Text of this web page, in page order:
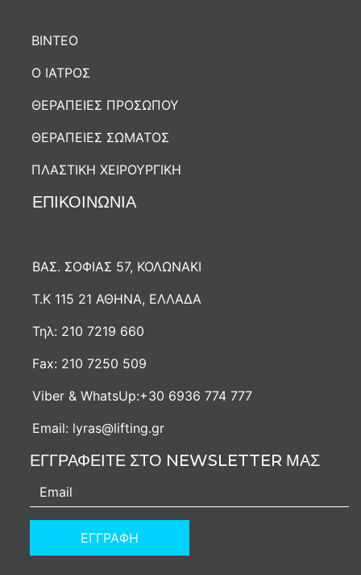
ΒΙΝΤΕΟ
Ο ΙΑΤΡΟΣ
ΘΕΡΑΠΕΙΕΣ ΠΡΟΣΩΠΟΥ
ΘΕΡΑΠΕΙΕΣ ΣΩΜΑΤΟΣ
ΠΛΑΣΤΙΚΗ ΧΕΙΡΟΥΡΓΙΚΗ
ΕΠΙΚΟΙΝΩΝΙΑ
ΒΑΣ. ΣΟΦΙΑΣ 57, ΚΟΛΩΝΑΚΙ
Τ.Κ 115 21 ΑΘΗΝΑ, ΕΛΛΑΔΑ
Τηλ: 210 7219 660
Fax: 210 7250 509
Viber & WhatsUp:+30 6936 774 777
Email: lyras@lifting.gr
ΕΓΓΡΑΦΕΙΤΕ ΣΤΟ NEWSLETTER ΜΑΣ
ΕΓΓΡΑΦΗ